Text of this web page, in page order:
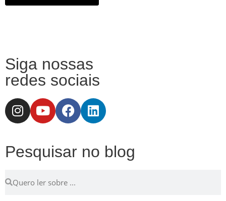
Siga nossas
redes sociais
Pesquisar no blog